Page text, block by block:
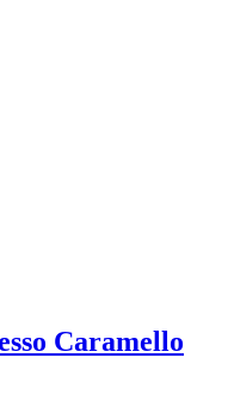
Caramello